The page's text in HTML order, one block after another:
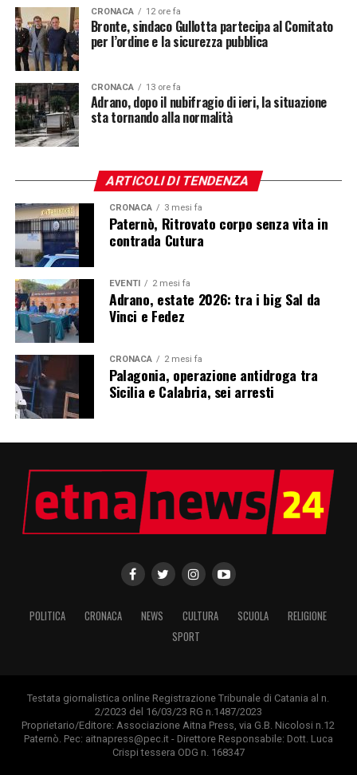
CRONACA 12 ore fa
Bronte, sindaco Gullotta partecipa al Comitato
per l’ordine e la sicurezza pubblica
CRONACA 13 ore fa
Adrano, dopo il nubifragio di ieri, la situazione
sta tornando alla normalità
ARTICOLI DI TENDENZA
CRONACA 3 mesi fa
Paternò, Ritrovato corpo senza vita in
contrada Cutura
EVENTI 2 mesi fa
Adrano, estate 2026: tra i big Sal da
Vinci e Fedez
CRONACA 2 mesi fa
Palagonia, operazione antidroga tra
Sicilia e Calabria, sei arresti
POLITICA CRONACA NEWS CULTURA SCUOLA
RELIGIONE
SPORT
Testata giornalistica online Registrazione Tribunale di Catania al n.
2/2023 del 16/03/23 RG n.1487/2023
Proprietario/Editore: Associazione Aitna Press, via G.B. Nicolosi n.12
Paternò. Pec: aitnapress@pec.it - Direttore Responsabile: Dott. Luca
Crispi tessera ODG n. 168347